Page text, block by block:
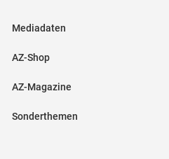
Mediadaten
AZ-Shop
AZ-Magazine
Sonderthemen